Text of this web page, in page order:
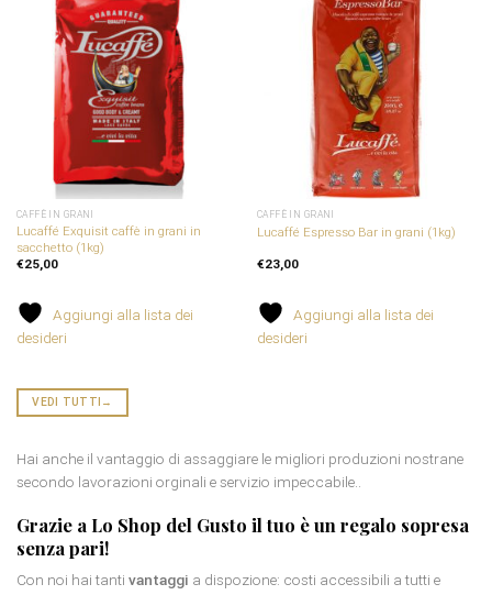
CAFFÈ IN GRANI
Lucaffé Exquisit caffè in grani in
sacchetto (1kg)
€25,00
Aggiungi alla lista dei
desideri
CAFFÈ IN GRANI
Lucaffé Espresso Bar in grani (1kg)
€23,00
Aggiungi alla lista dei
desideri
VEDI TUTTI →
Hai anche il vantaggio di assaggiare le migliori produzioni nostrane
secondo lavorazioni orginali e servizio impeccabile..
Grazie a Lo Shop del Gusto il tuo è un regalo sopresa
senza pari!
Con noi hai tanti vantaggi a dispozione: costi accessibili a tutti e